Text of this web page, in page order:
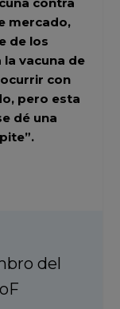
contra
mercado,
de los
vacuna de
ocurrir con
pero esta
dé una
del